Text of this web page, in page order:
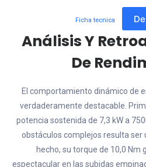
Ficha tecnica
Análisis Y
De
El comportamiento dinámico de
verdaderamente destacable.
potencia sostenida de 7,3 kW a
obstáculos complejos resulta ser
hecho, su torque de 10,0 Nm
espectacular en las subidas